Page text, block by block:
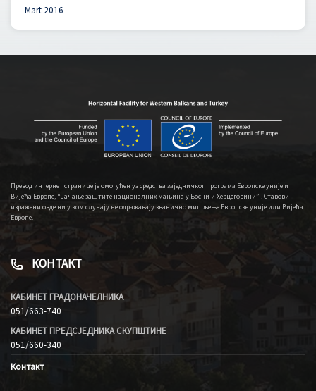
Mart 2016
Превод интернет странице је омогућен уз средства заједничког програма Европске уније и
Вијећа Европе, “Јачање заштите националних мањина у Босни и Херцеговини” . Ставови
изражени овде ни у ком случају не одражавају званично мишљење Европске уније или Вијећа
Европе.
КОНТАКТ
КАБИНЕТ ГРАДОНАЧЕЛНИКА
051/663-740
КАБИНЕТ ПРЕДСЈЕДНИКА СКУПШТИНЕ
051/660-340
Контакт